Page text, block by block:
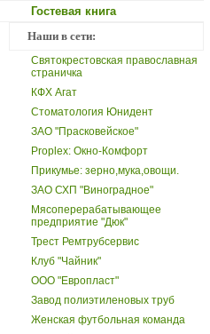
Гостевая книга
Наши в сети:
Святокрестовская православная
страничка
КФХ Агат
Стоматология Юнидент
ЗАО "Прасковейское"
Proplex: Окно-Комфорт
Прикумье: зерно,мука,овощи.
ЗАО СХП "Виноградное"
Мясоперерабатывающее
предприятие "Дюк"
Трест Ремтрубсервис
Клуб "Чайник"
ООО "Европласт"
Завод полиэтиленовых труб
Женская футбольная команда